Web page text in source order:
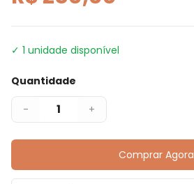
✓ 1 unidade disponível
Quantidade
- 1 +
Comprar Agora